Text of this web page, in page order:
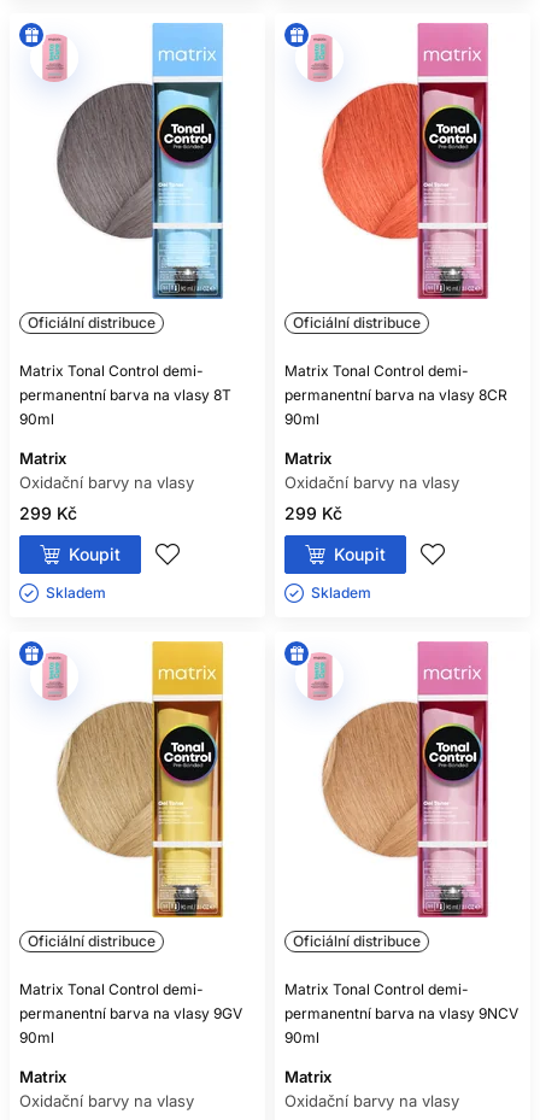
Oficiální distribuce
Matrix Tonal Control demi-
permanentní barva na vlasy 8T
90ml
Matrix
Oxidační barvy na vlasy
299 Kč
Koupit
Skladem ㅤ
Oficiální distribuce
Matrix Tonal Control demi-
permanentní barva na vlasy 8CR
90ml
Matrix
Oxidační barvy na vlasy
299 Kč
Koupit
Skladem ㅤ
Oficiální distribuce
Matrix Tonal Control demi-
permanentní barva na vlasy 9GV
90ml
Matrix
Oxidační barvy na vlasy
Oficiální distribuce
Matrix Tonal Control demi-
permanentní barva na vlasy 9NCV
90ml
Matrix
Oxidační barvy na vlasy